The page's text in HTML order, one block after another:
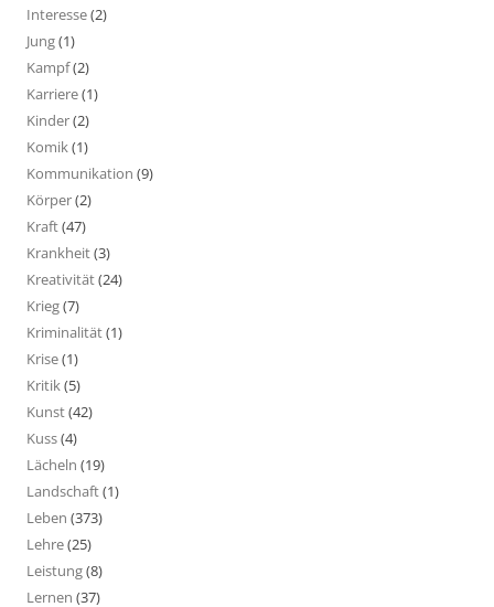
Interesse(2)
Jung(1)
Kampf(2)
Karriere(1)
Kinder(2)
Komik(1)
Kommunikation (9)
Körper(2)
Kraft(47)
Krankheit(3)
Kreativität(24)
Krieg(7)
Kriminalität(1)
Krise(1)
Kritik(5)
Kunst(42)
Kuss(4)
Lächeln (19)
Landschaft(1)
Leben (373)
Lehre(25)
Leistung(8)
Lernen (37)